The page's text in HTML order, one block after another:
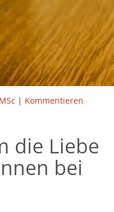
| Kommentieren
die Liebe
bei